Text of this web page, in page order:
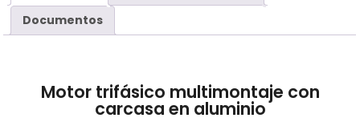
Documentos
Motor trifásico multimontaje con
carcasa en aluminio